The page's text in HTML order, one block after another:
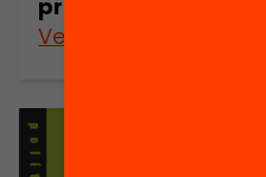
professorat
Veure’n més